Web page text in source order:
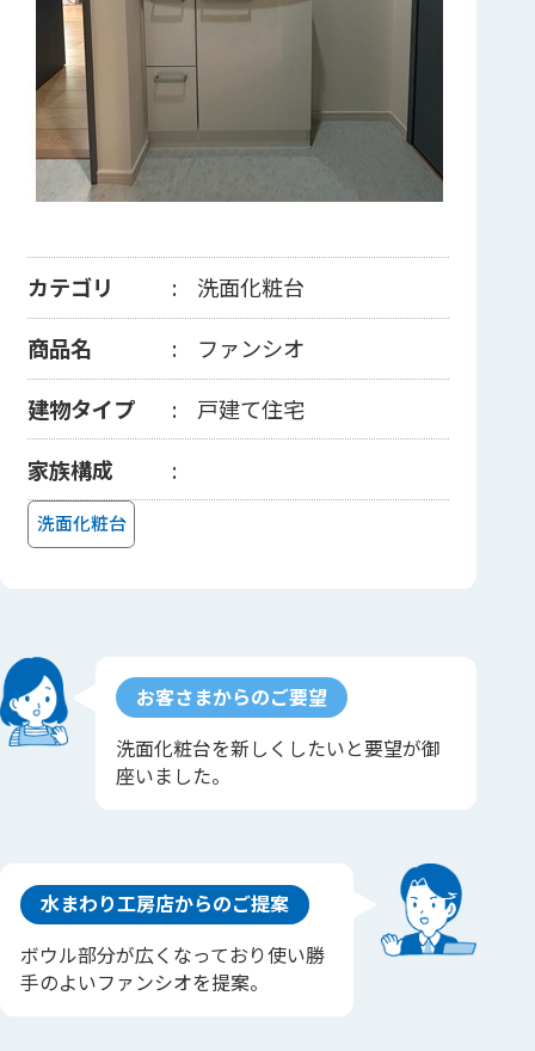
カテゴリ
洗面化粧台
商品名
ファンシオ
建物タイプ
戸建て住宅
家族構成
洗面化粧台
お客さまからのご要望
洗面化粧台を新しくしたいと要望が御
座いました。
水まわり工房店からのご提案
ボウル部分が広くなっており使い勝
手のよいファンシオを提案。